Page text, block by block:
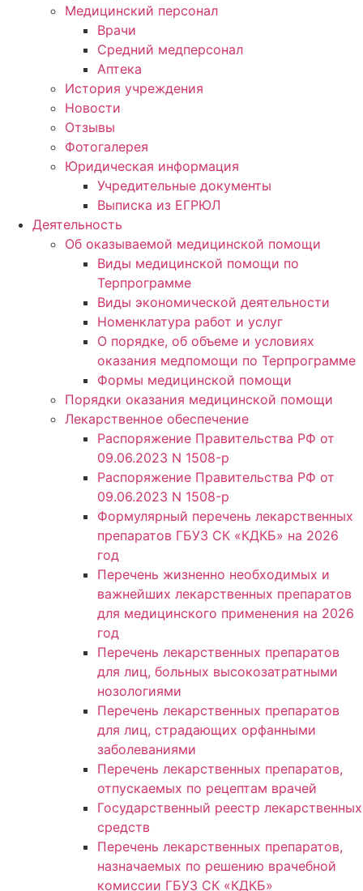
Медицинский персонал
Врачи
Средний медперсонал
Аптека
История учреждения
Новости
Отзывы
Фотогалерея
Юридическая информация
Учредительные документы
Выписка из ЕГРЮЛ
Деятельность
Об оказываемой медицинской помощи
Виды медицинской помощи по
Терпрограмме
Виды экономической деятельности
Номенклатура работ и услуг
О порядке, об объеме и условиях
оказания медпомощи по Терпрограмме
Формы медицинской помощи
Порядки оказания медицинской помощи
Лекарственное обеспечение
Распоряжение Правительства РФ от
09.06.2023 N 1508-р
Распоряжение Правительства РФ от
09.06.2023 N 1508-р
Формулярный перечень лекарственных
препаратов ГБУЗ СК «КДКБ» на 2026
год
Перечень жизненно необходимых и
важнейших лекарственных препаратов
для медицинского применения на 2026
год
Перечень лекарственных препаратов
для лиц, больных высокозатратными
нозологиями
Перечень лекарственных препаратов
для лиц, страдающих орфанными
заболеваниями
Перечень лекарственных препаратов,
отпускаемых по рецептам врачей
Государственный реестр лекарственных
средств
Перечень лекарственных препаратов,
назначаемых по решению врачебной
комиссии ГБУЗ СК «КДКБ»